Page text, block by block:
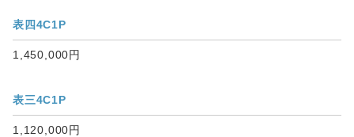
表四4C1P
1,450,000円
表三4C1P
1,120,000円